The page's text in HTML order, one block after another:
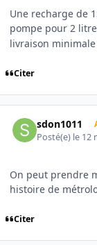
Une recharge de
pompe pour 2
livraison minimale
Citer
sdon1011
Posté(e) le 12
On peut prendre
histoire de
Citer